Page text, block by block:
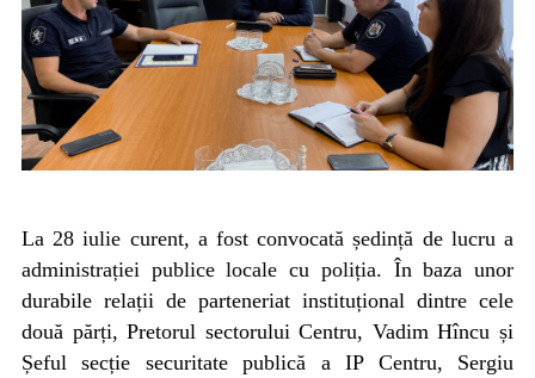
La 28 iulie curent, a fost convocată ședință de lucru a
administrației publice locale cu poliția. În baza unor
durabile relații de parteneriat instituțional dintre cele
două părți, Pretorul sectorului Centru, Vadim Hîncu și
Șeful secție securitate publică a IP Centru, Sergiu